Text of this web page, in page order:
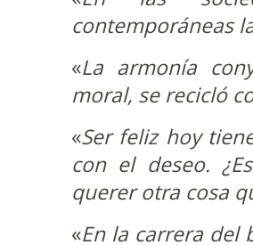
contemporáneas
«La armonía
moral, se recicló
«Ser feliz hoy
con el deseo.
querer otra cosa
«En la carrera del